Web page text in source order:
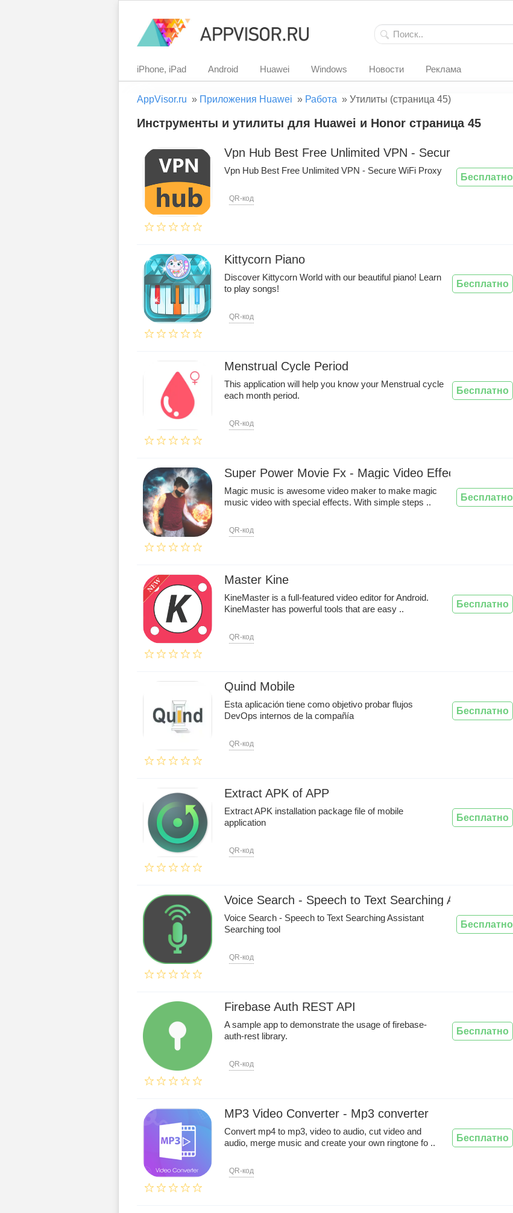
iPhone, iPad Android Huawei Windows Новости Реклама
AppVisor.ru » Приложения Huawei » Работа » Утилиты (страница 45)
Инструменты и утилиты для Huawei и Honor страница 45
Vpn Hub Best Free Unlimited VPN - Secure WiFi Proxy
Vpn Hub Best Free Unlimited VPN - Secure WiFi Proxy
QR-код
Бесплатно
Kittycorn Piano
Discover Kittycorn World with our beautiful piano! Learn
to play songs!
QR-код
Бесплатно
Menstrual Cycle Period
This application will help you know your Menstrual cycle
each month period.
QR-код
Бесплатно
Super Power Movie Fx - Magic Video Effects
Magic music is awesome video maker to make magic
music video with special effects. With simple steps ..
QR-код
Бесплатно
Master Kine
KineMaster is a full-featured video editor for Android.
KineMaster has powerful tools that are easy ..
QR-код
Бесплатно
Quind Mobile
Esta aplicación tiene como objetivo probar flujos
DevOps internos de la compañía
QR-код
Бесплатно
Extract APK of APP
Extract APK installation package file of mobile
application
QR-код
Бесплатно
Voice Search - Speech to Text Searching Assistant
Voice Search - Speech to Text Searching Assistant
Searching tool
QR-код
Бесплатно
Firebase Auth REST API
A sample app to demonstrate the usage of firebase-
auth-rest library.
QR-код
Бесплатно
MP3 Video Converter - Mp3 converter
Convert mp4 to mp3, video to audio, cut video and
audio, merge music and create your own ringtone fo ..
QR-код
Бесплатно